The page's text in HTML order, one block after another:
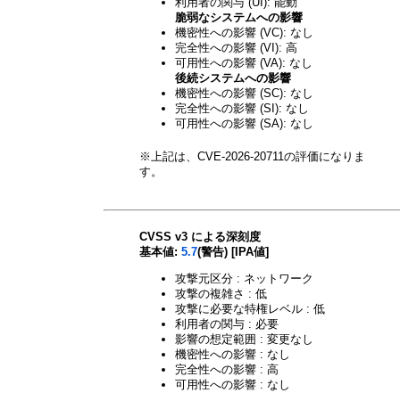
脆弱なシステムへの影響
機密性への影響 (VC): なし
完全性への影響 (VI): 高
可用性への影響 (VA): なし
後続システムへの影響
機密性への影響 (SC): なし
完全性への影響 (SI): なし
可用性への影響 (SA): なし
※上記は、CVE-2026-20711の評価になりま
す。
CVSS v3 による深刻度
基本値: 5.7(警告) [IPA値]
攻撃元区分 : ネットワーク
攻撃の複雑さ : 低
攻撃に必要な特権レベル : 低
利用者の関与 : 必要
影響の想定範囲 : 変更なし
機密性への影響 : なし
完全性への影響 : 高
可用性への影響 : なし